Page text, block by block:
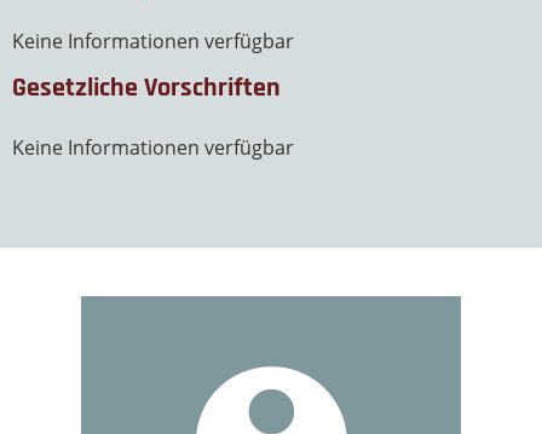
Keine Informationen verfügbar
Gesetzliche Vorschriften
Keine Informationen verfügbar